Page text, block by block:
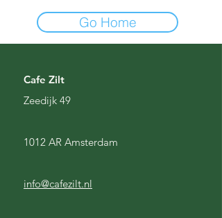
Go Home
Cafe Zilt
Zeedijk 49
1012 AR Amsterdam
info@cafezilt.nl